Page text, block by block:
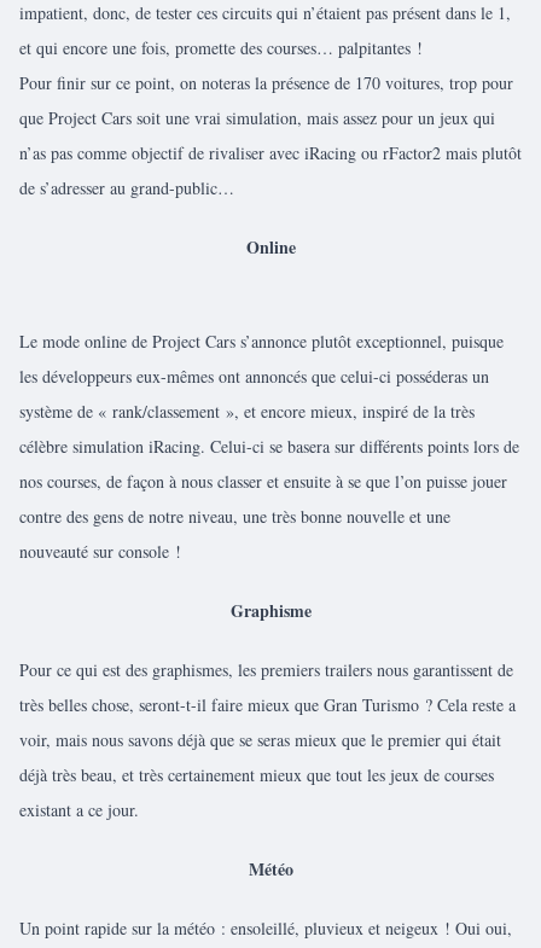
impatient, donc, de tester ces circuits qui n’étaient pas présent dans le 1,
et qui encore une fois, promette des courses… palpitantes !
Pour finir sur ce point, on noteras la présence de 170 voitures, trop pour
que Project Cars soit une vrai simulation, mais assez pour un jeux qui
n’as pas comme objectif de rivaliser avec iRacing ou rFactor2 mais plutôt
de s’adresser au grand-public…
Online
Le mode online de Project Cars s’annonce plutôt exceptionnel, puisque
les développeurs eux-mêmes ont annoncés que celui-ci posséderas un
système de « rank/classement », et encore mieux, inspiré de la très
célèbre simulation iRacing. Celui-ci se basera sur différents points lors de
nos courses, de façon à nous classer et ensuite à se que l’on puisse jouer
contre des gens de notre niveau, une très bonne nouvelle et une
nouveauté sur console !
Graphisme
Pour ce qui est des graphismes, les premiers trailers nous garantissent de
très belles chose, seront-t-il faire mieux que Gran Turismo ? Cela reste a
voir, mais nous savons déjà que se seras mieux que le premier qui était
déjà très beau, et très certainement mieux que tout les jeux de courses
existant a ce jour.
Météo
Un point rapide sur la météo : ensoleillé, pluvieux et neigeux ! Oui oui,